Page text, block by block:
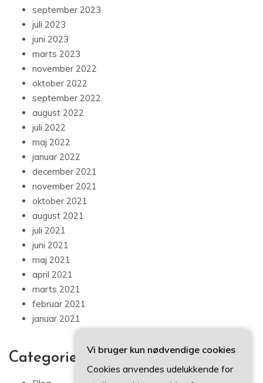
september 2023
juli 2023
juni 2023
marts 2023
november 2022
oktober 2022
september 2022
august 2022
juli 2022
maj 2022
januar 2022
december 2021
november 2021
oktober 2021
august 2021
juli 2021
juni 2021
maj 2021
april 2021
marts 2021
februar 2021
januar 2021
Categories
Vi bruger kun nødvendige cookies
Cookies anvendes udelukkende for